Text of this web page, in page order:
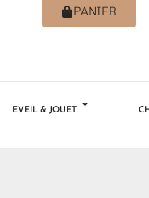
PANIER
EVEIL & JOUET